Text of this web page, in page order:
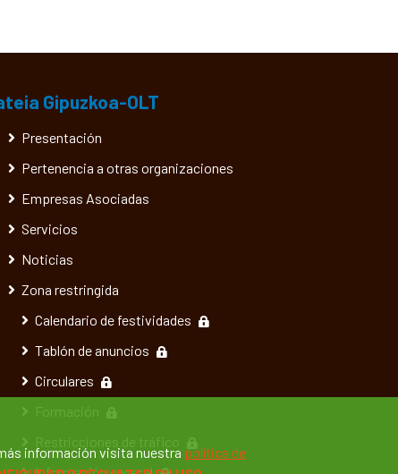
Gipuzkoa-OLT
Presentación
Pertenencia a otras organizaciones
Empresas Asociadas
Servicios
Noticias
Zona restringida
Calendario de festividades
Tablón de anuncios
Circulares
Formación
Restricciones de tráfico
información visita nuestra política de